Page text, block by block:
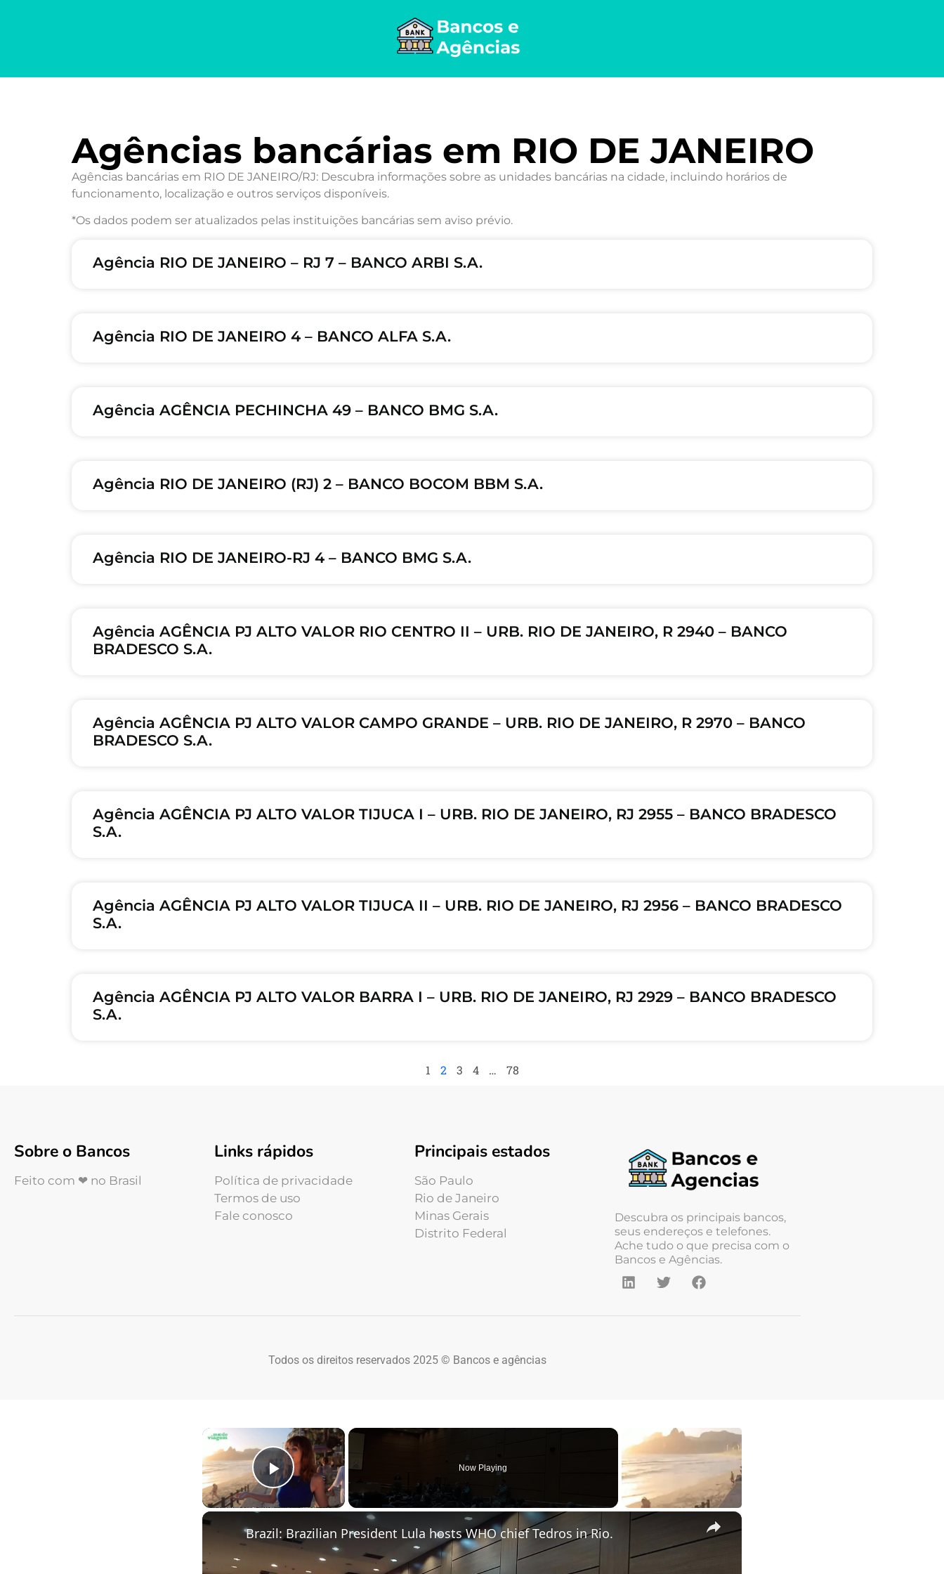
Agências bancárias em RIO DE JANEIRO
Agências bancárias em RIO DE JANEIRO/RJ: Descubra informações sobre as unidades bancárias na cidade, incluindo horários de
funcionamento, localização e outros serviços disponíveis.
*Os dados podem ser atualizados pelas instituições bancárias sem aviso prévio.
Agência RIO DE JANEIRO – RJ 7 – BANCO ARBI S.A.
Agência RIO DE JANEIRO 4 – BANCO ALFA S.A.
Agência AGÊNCIA PECHINCHA 49 – BANCO BMG S.A.
Agência RIO DE JANEIRO (RJ) 2 – BANCO BOCOM BBM S.A.
Agência RIO DE JANEIRO-RJ 4 – BANCO BMG S.A.
Agência AGÊNCIA PJ ALTO VALOR RIO CENTRO II – URB. RIO DE JANEIRO, R 2940 – BANCO
BRADESCO S.A.
Agência AGÊNCIA PJ ALTO VALOR CAMPO GRANDE – URB. RIO DE JANEIRO, R 2970 – BANCO
BRADESCO S.A.
Agência AGÊNCIA PJ ALTO VALOR TIJUCA I – URB. RIO DE JANEIRO, RJ 2955 – BANCO BRADESCO
S.A.
Agência AGÊNCIA PJ ALTO VALOR TIJUCA II – URB. RIO DE JANEIRO, RJ 2956 – BANCO BRADESCO
S.A.
Agência AGÊNCIA PJ ALTO VALOR BARRA I – URB. RIO DE JANEIRO, RJ 2929 – BANCO BRADESCO
S.A.
1 2 3 4 … 78
Sobre o Bancos
Feito com ❤ no Brasil
Links rápidos
Política de privacidade
Termos de uso
Fale conosco
Principais estados
São Paulo
Rio de Janeiro
Minas Gerais
Distrito Federal
Descubra os principais bancos,
seus endereços e telefones.
Ache tudo o que precisa com o
Bancos e Agências.
Todos os direitos reservados 2025 © Bancos e agências
×
Play Video
Now Playing
×
Brazil: Brazilian President Lula hosts WHO chief Tedros in Rio.